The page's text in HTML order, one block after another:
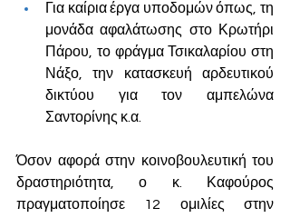
Για καίρια έργα υποδομών όπως, τη
μονάδα αφαλάτωσης στο Κρωτήρι
Πάρου, το φράγμα Τσικαλαρίου στη
Νάξο, την κατασκευή αρδευτικού
δικτύου για τον αμπελώνα
Σαντορίνης κ.α.
Όσον αφορά στην κοινοβουλευτική του
δραστηριότητα, ο κ. Καφούρος
πραγματοποίησε 12 ομιλίες στην